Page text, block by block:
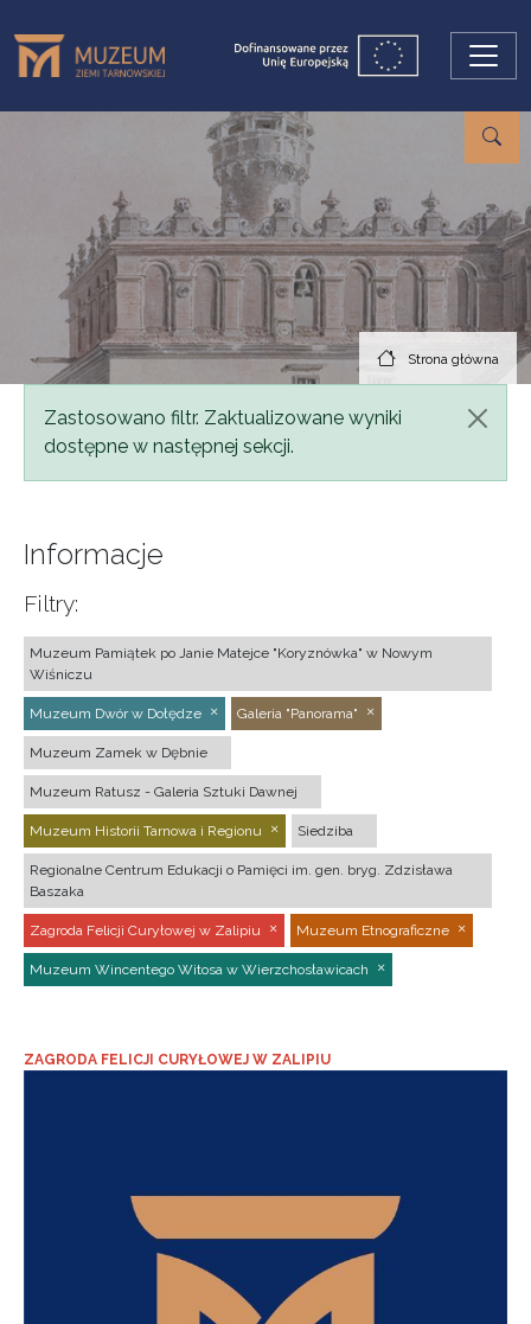
Strona główna
Komunikat
Zastosowano filtr. Zaktualizowane wyniki
dostępne w następnej sekcji.
Informacje
Filtry:
Muzeum Pamiątek po Janie Matejce "Koryznówka" w Nowym
Wiśniczu
Muzeum Dwór w Dołędze Galeria "Panorama"
Muzeum Zamek w Dębnie
Muzeum Ratusz - Galeria Sztuki Dawnej
Muzeum Historii Tarnowa i Regionu Siedziba
Regionalne Centrum Edukacji o Pamięci im. gen. bryg. Zdzisława
Baszaka
Zagroda Felicji Curyłowej w Zalipiu Muzeum Etnograficzne
Muzeum Wincentego Witosa w Wierzchosławicach
ZAGRODA FELICJI CURYŁOWEJ W ZALIPIU